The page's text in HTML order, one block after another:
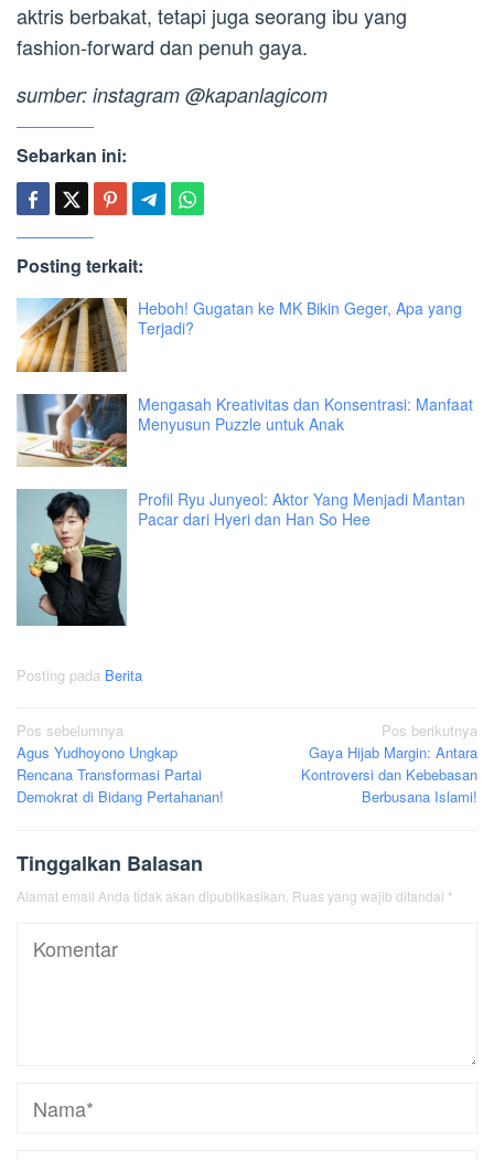
aktris berbakat, tetapi juga seorang ibu yang
fashion-forward dan penuh gaya.
sumber: instagram @kapanlagicom
Sebarkan ini:
Posting terkait:
Heboh! Gugatan ke MK Bikin Geger, Apa yang
Terjadi?
Mengasah Kreativitas dan Konsentrasi: Manfaat
Menyusun Puzzle untuk Anak
Profil Ryu Junyeol: Aktor Yang Menjadi Mantan
Pacar dari Hyeri dan Han So Hee
Posting pada Berita
Navigasi
pos
Pos sebelumnya
Agus Yudhoyono Ungkap
Rencana Transformasi Partai
Demokrat di Bidang Pertahanan!
Pos berikutnya
Gaya Hijab Margin: Antara
Kontroversi dan Kebebasan
Berbusana Islami!
Tinggalkan Balasan
Alamat email Anda tidak akan dipublikasikan. Ruas yang wajib ditandai *